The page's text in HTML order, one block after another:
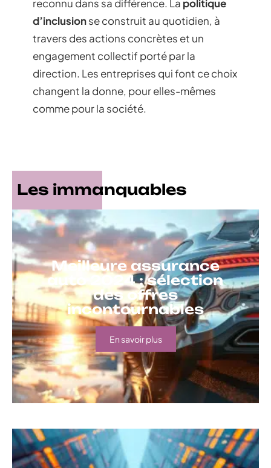
reconnu dans sa différence. La politique
d’inclusionse construit au quotidien, à
travers des actions concrètes et un
engagement collectif porté par la
direction. Les entreprises qui font ce choix
changent la donne, pour elles-mêmes
comme pour la société.
Les immanquables
Meilleure assurance
auto 2024 : sélection
des offres
incontournables
En savoir plus